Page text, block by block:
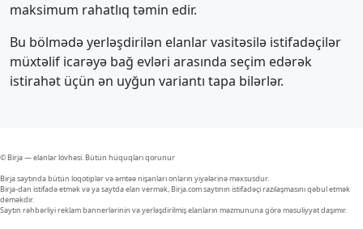
maksimum rahatlıq təmin edir.
Bu bölmədə yerləşdirilən elanlar vasitəsilə istifadəçilər
müxtəlif icarəyə bağ evləri arasında seçim edərək
istirahət üçün ən uyğun variantı tapa bilərlər.
© Birja — elanlar lövhəsi. Bütün hüquqları qorunur
Birja saytında bütün loqotiplər və əmtəə nişanları onların yiyələrinə məxsusdur.
Birja-dan istifadə etmək və ya saytda elan vermək, Birja.com saytının istifadəçi razılaşmasını qəbul etmək
deməkdir.
Saytın rəhbərliyi reklam bannerlərinin və yerləşdirilmiş elanların məzmununa görə məsuliyyət daşımır.